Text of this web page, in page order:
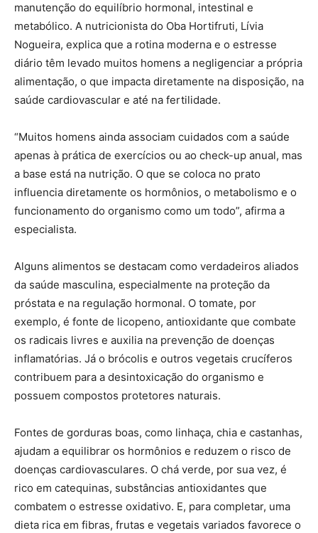
manutenção do equilíbrio hormonal, intestinal e
metabólico. A nutricionista do Oba Hortifruti, Lívia
Nogueira, explica que a rotina moderna e o estresse
diário têm levado muitos homens a negligenciar a própria
alimentação, o que impacta diretamente na disposição, na
saúde cardiovascular e até na fertilidade.
“Muitos homens ainda associam cuidados com a saúde
apenas à prática de exercícios ou ao check-up anual, mas
a base está na nutrição. O que se coloca no prato
influencia diretamente os hormônios, o metabolismo e o
funcionamento do organismo como um todo”, afirma a
especialista.
Alguns alimentos se destacam como verdadeiros aliados
da saúde masculina, especialmente na proteção da
próstata e na regulação hormonal. O tomate, por
exemplo, é fonte de licopeno, antioxidante que combate
os radicais livres e auxilia na prevenção de doenças
inflamatórias. Já o brócolis e outros vegetais crucíferos
contribuem para a desintoxicação do organismo e
possuem compostos protetores naturais.
Fontes de gorduras boas, como linhaça, chia e castanhas,
ajudam a equilibrar os hormônios e reduzem o risco de
doenças cardiovasculares. O chá verde, por sua vez, é
rico em catequinas, substâncias antioxidantes que
combatem o estresse oxidativo. E, para completar, uma
dieta rica em fibras, frutas e vegetais variados favorece o